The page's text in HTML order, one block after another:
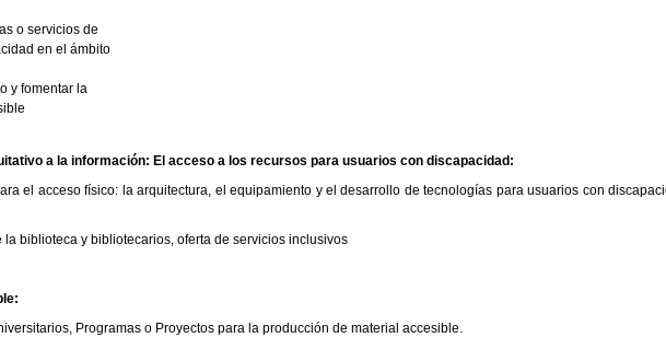
o servicios de
en el ámbito
y fomentar la
a la información: El acceso a los recursos para usuarios con discapacidad:
acceso físico: la arquitectura, el equipamiento y el desarrollo de tecnologías para usuarios con
biblioteca y bibliotecarios, oferta de servicios inclusivos
Programas o Proyectos para la producción de material accesible.